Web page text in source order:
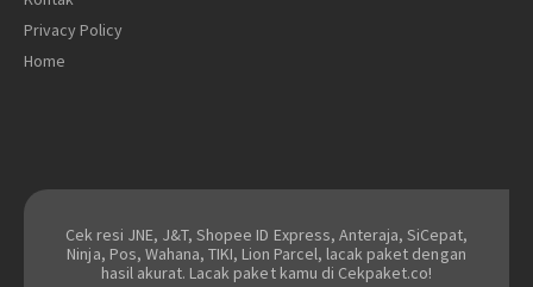
Privacy Policy
Home
Cek resi JNE, J&T, Shopee ID Express, Anteraja, SiCepat,
Ninja, Pos, Wahana, TIKI, Lion Parcel, lacak paket dengan
hasil akurat. Lacak paket kamu di Cekpaket.co!